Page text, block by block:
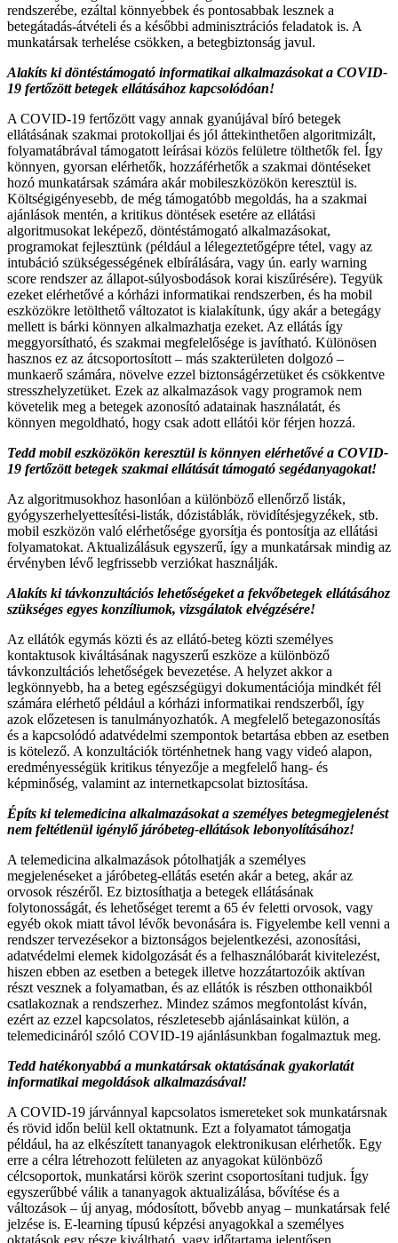
rendszerébe, ezáltal könnyebbek és pontosabbak lesznek a
betegátadás-átvételi és a későbbi adminisztrációs feladatok is. A
munkatársak terhelése csökken, a betegbiztonság javul.
Alakíts ki döntéstámogató informatikai alkalmazásokat a COVID-
19 fertőzött betegek ellátásához kapcsolódóan!
A COVID-19 fertőzött vagy annak gyanújával bíró betegek
ellátásának szakmai protokolljai és jól áttekinthetően algoritmizált,
folyamatábrával támogatott leírásai közös felületre tölthetők fel. Így
könnyen, gyorsan elérhetők, hozzáférhetők a szakmai döntéseket
hozó munkatársak számára akár mobileszközökön keresztül is.
Költségigényesebb, de még támogatóbb megoldás, ha a szakmai
ajánlások mentén, a kritikus döntések esetére az ellátási
algoritmusokat leképező, döntéstámogató alkalmazásokat,
programokat fejlesztünk (például a lélegeztetőgépre tétel, vagy az
intubáció szükségességének elbírálására, vagy ún. early warning
score rendszer az állapot-súlyosbodások korai kiszűrésére). Tegyük
ezeket elérhetővé a kórházi informatikai rendszerben, és ha mobil
eszközökre letölthető változatot is kialakítunk, úgy akár a betegágy
mellett is bárki könnyen alkalmazhatja ezeket. Az ellátás így
meggyorsítható, és szakmai megfelelősége is javítható. Különösen
hasznos ez az átcsoportosított – más szakterületen dolgozó –
munkaerő számára, növelve ezzel biztonságérzetüket és csökkentve
stresszhelyzetüket. Ezek az alkalmazások vagy programok nem
követelik meg a betegek azonosító adatainak használatát, és
könnyen megoldható, hogy csak adott ellátói kör férjen hozzá.
Tedd mobil eszközökön keresztül is könnyen elérhetővé a COVID-
19 fertőzött betegek szakmai ellátását támogató segédanyagokat!
Az algoritmusokhoz hasonlóan a különböző ellenőrző listák,
gyógyszerhelyettesítési-listák, dózistáblák, rövidítésjegyzékek, stb.
mobil eszközön való elérhetősége gyorsítja és pontosítja az ellátási
folyamatokat. Aktualizálásuk egyszerű, így a munkatársak mindig az
érvényben lévő legfrissebb verziókat használják.
Alakíts ki távkonzultációs lehetőségeket a fekvőbetegek ellátásához
szükséges egyes konzíliumok, vizsgálatok elvégzésére!
Az ellátók egymás közti és az ellátó-beteg közti személyes
kontaktusok kiváltásának nagyszerű eszköze a különböző
távkonzultációs lehetőségek bevezetése. A helyzet akkor a
legkönnyebb, ha a beteg egészségügyi dokumentációja mindkét fél
számára elérhető például a kórházi informatikai rendszerből, így
azok előzetesen is tanulmányozhatók. A megfelelő betegazonosítás
és a kapcsolódó adatvédelmi szempontok betartása ebben az esetben
is kötelező. A konzultációk történhetnek hang vagy videó alapon,
eredményességük kritikus tényezője a megfelelő hang- és
képminőség, valamint az internetkapcsolat biztosítása.
Építs ki telemedicina alkalmazásokat a személyes betegmegjelenést
nem feltétlenül igénylő járóbeteg-ellátások lebonyolításához!
A telemedicina alkalmazások pótolhatják a személyes
megjelenéseket a járóbeteg-ellátás esetén akár a beteg, akár az
orvosok részéről. Ez biztosíthatja a betegek ellátásának
folytonosságát, és lehetőséget teremt a 65 év feletti orvosok, vagy
egyéb okok miatt távol lévők bevonására is. Figyelembe kell venni a
rendszer tervezésekor a biztonságos bejelentkezési, azonosítási,
adatvédelmi elemek kidolgozását és a felhasználóbarát kivitelezést,
hiszen ebben az esetben a betegek illetve hozzátartozóik aktívan
részt vesznek a folyamatban, és az ellátók is részben otthonaikból
csatlakoznak a rendszerhez. Mindez számos megfontolást kíván,
ezért az ezzel kapcsolatos, részletesebb ajánlásainkat külön, a
telemedicináról szóló COVID-19 ajánlásunkban fogalmaztuk meg.
Tedd hatékonyabbá a munkatársak oktatásának gyakorlatát
informatikai megoldások alkalmazásával!
A COVID-19 járvánnyal kapcsolatos ismereteket sok munkatársnak
és rövid időn belül kell oktatnunk. Ezt a folyamatot támogatja
például, ha az elkészített tananyagok elektronikusan elérhetők. Egy
erre a célra létrehozott felületen az anyagokat különböző
célcsoportok, munkatársi körök szerint csoportosítani tudjuk. Így
egyszerűbbé válik a tananyagok aktualizálása, bővítése és a
változások – új anyag, módosított, bővebb anyag – munkatársak felé
jelzése is. E-learning típusú képzési anyagokkal a személyes
oktatások egy része kiváltható, vagy időtartama jelentősen